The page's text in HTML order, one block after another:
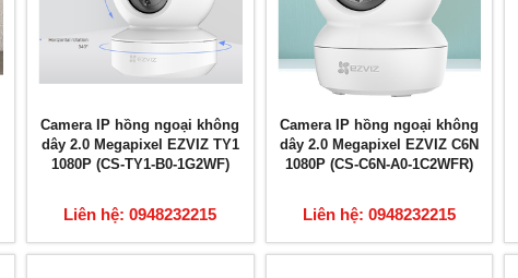
Camera IP hồng ngoại không
dây 2.0 Megapixel EZVIZ TY1
1080P (CS-TY1-B0-1G2WF)
Liên hệ: 0948232215
Camera IP hồng ngoại không
dây 2.0 Megapixel EZVIZ C6N
1080P (CS-C6N-A0-1C2WFR)
Liên hệ: 0948232215